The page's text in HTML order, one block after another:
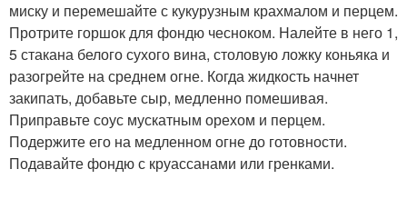
миску и перемешайте с кукурузным крахмалом и перцем.
Протрите горшок для фондю чесноком. Налейте в него 1,
5 стакана белого сухого вина, столовую ложку коньяка и
разогрейте на среднем огне. Когда жидкость начнет
закипать, добавьте сыр, медленно помешивая.
Приправьте соус мускатным орехом и перцем.
Подержите его на медленном огне до готовности.
Подавайте фондю с круассанами или гренками.